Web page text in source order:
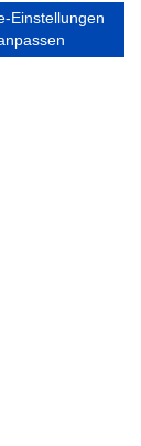
Einstellungen